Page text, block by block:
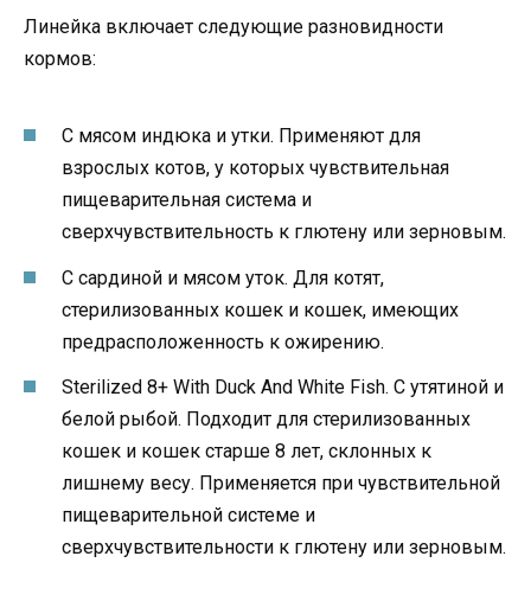
Линейка включает следующие разновидности
кормов:
С мясом индюка и утки. Применяют для
взрослых котов, у которых чувствительная
пищеварительная система и
сверхчувствительность к глютену или зерновым.
С сардиной и мясом уток. Для котят,
стерилизованных кошек и кошек, имеющих
предрасположенность к ожирению.
Sterilized 8+ With Duck And White Fish. С утятиной и
белой рыбой. Подходит для стерилизованных
кошек и кошек старше 8 лет, склонных к
лишнему весу. Применяется при чувствительной
пищеварительной системе и
сверхчувствительности к глютену или зерновым.